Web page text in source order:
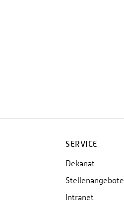
SERVICE
Dekanat
Stellenangebote
Intranet